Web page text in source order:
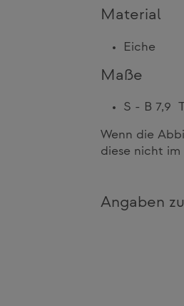
Material
Eiche
Maße
S - B 7,9
Wenn die
diese nicht im
Angaben